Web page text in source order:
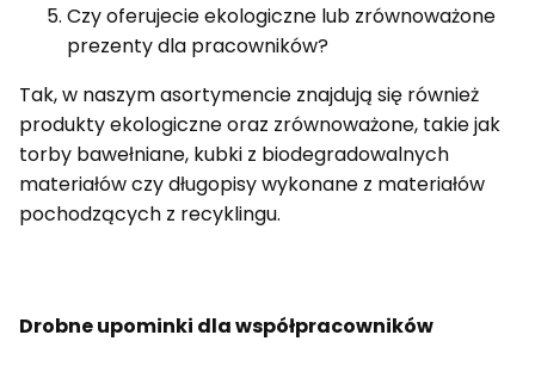
Czy oferujecie ekologiczne lub zrównoważone
prezenty dla pracowników?
Tak, w naszym asortymencie znajdują się również
produkty ekologiczne oraz zrównoważone, takie jak
torby bawełniane, kubki z biodegradowalnych
materiałów czy długopisy wykonane z materiałów
pochodzących z recyklingu.
Drobne upominki dla współpracowników